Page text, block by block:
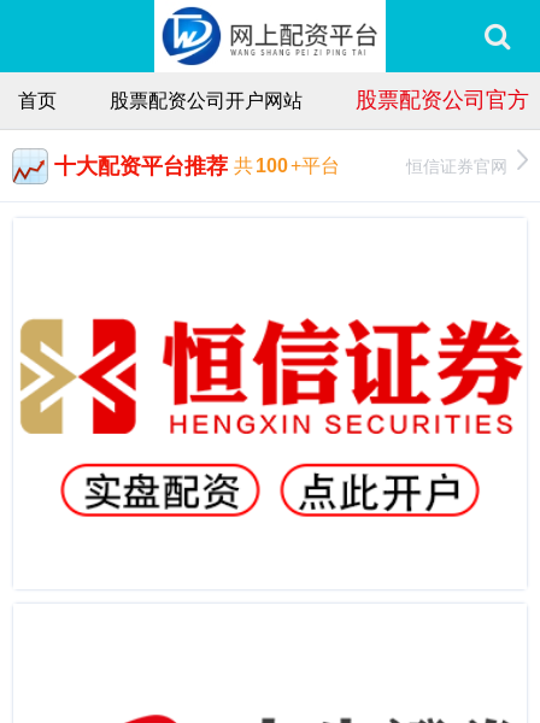
首页 股票配资公司开户网站 股票配资公司官方
十大配资平台推荐 共100+平台 恒信证券官网